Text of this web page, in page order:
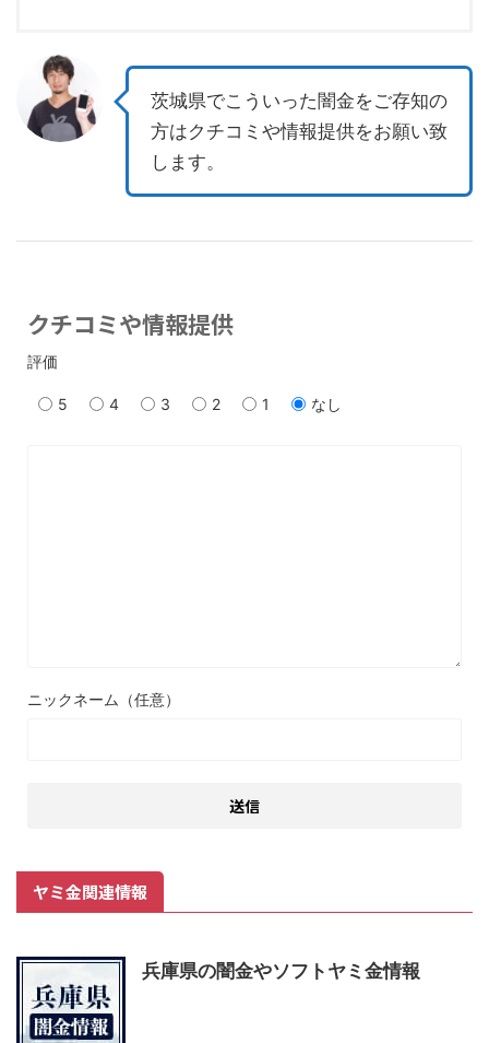
茨城県でこういった闇金をご存知の
方はクチコミや情報提供をお願い致
します。
クチコミや情報提供
評価
5 4 3 2 1 なし
ニックネーム（任意）
ヤミ金関連情報
兵庫県の闇金やソフトヤミ金情報